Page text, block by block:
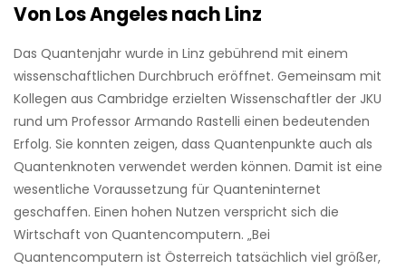
Von Los Angeles nach Linz
Das Quantenjahr wurde in Linz gebührend mit einem
wissenschaftlichen Durchbruch eröffnet. Gemeinsam mit
Kollegen aus Cambridge erzielten Wissenschaftler der JKU
rund um Professor Armando ­Rastelli einen bedeutenden
Erfolg. Sie ­konnten zeigen, dass Quantenpunkte auch als
Quantenknoten verwendet werden können. Damit ist eine
wesentliche Voraussetzung für Quanteninternet
geschaffen. Einen hohen Nutzen verspricht sich die
Wirtschaft von Quantencomputern. „Bei
Quantencomputern ist Österreich tatsächlich viel größer,